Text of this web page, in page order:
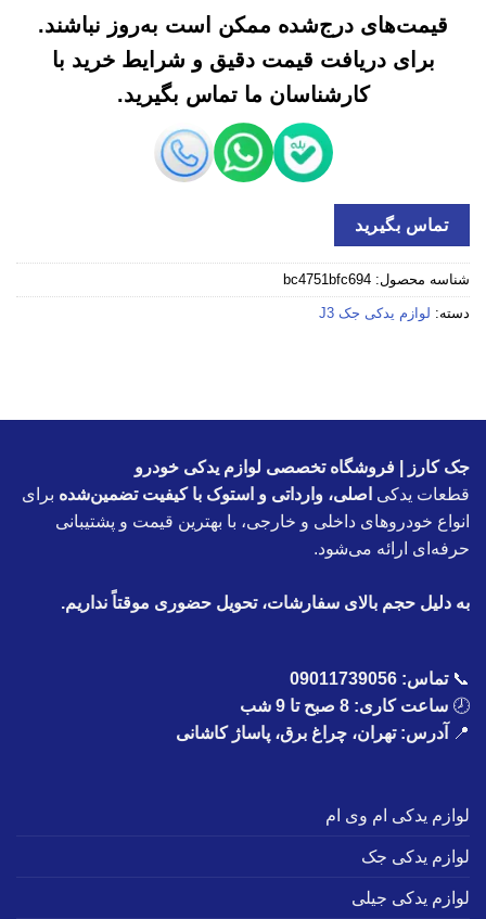
قیمت‌های درج‌شده ممکن است به‌روز نباشند.
برای دریافت قیمت دقیق و شرایط خرید با
کارشناسان ما تماس بگیرید.
تماس بگیرید
شناسه محصول: bc4751bfc694
دسته: لوازم یدکی جک J3
جک کارز | فروشگاه تخصصی لوازم یدکی خودرو
قطعات یدکی اصلی، وارداتی و استوک با کیفیت تضمین‌شده برای
انواع خودروهای داخلی و خارجی، با بهترین قیمت و پشتیبانی
حرفه‌ای ارائه می‌شود.
به دلیل حجم بالای سفارشات، تحویل حضوری موقتاً نداریم.
📞تماس: 09011739056
🕗 ساعت کاری: 8 صبح تا 9 شب
📍
آدرس: تهران، چراغ برق، پاساژ کاشانی
لوازم یدکی ام وی ام
لوازم یدکی جک
لوازم یدکی جیلی